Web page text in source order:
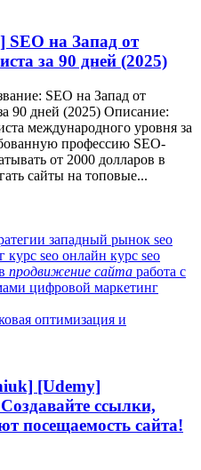
SEO на Запад от
за 90 дней (2025)
SEO на Запад от
90 дней (2025) Описание:
международного уровня за
профессию SEO-
от 2000 долларов в
сайты на топовые...
западный рынок seo
курс seo онлайн курс seo
продвижение сайта работа с
цифровой маркетинг
оптимизация и
[Udemy]
ссылки,
посещаемость сайта!